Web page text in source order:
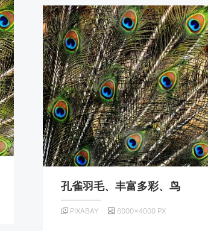
孔雀羽毛、丰富多彩、鸟
PIXABAY 6000×4000 PX